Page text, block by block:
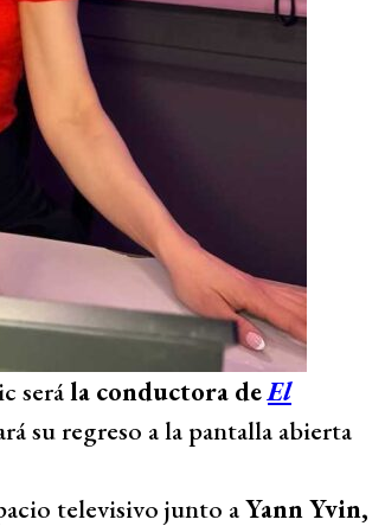
serála conductora deEl
su regreso a la pantalla abierta
televisivo junto aYann Yvin,